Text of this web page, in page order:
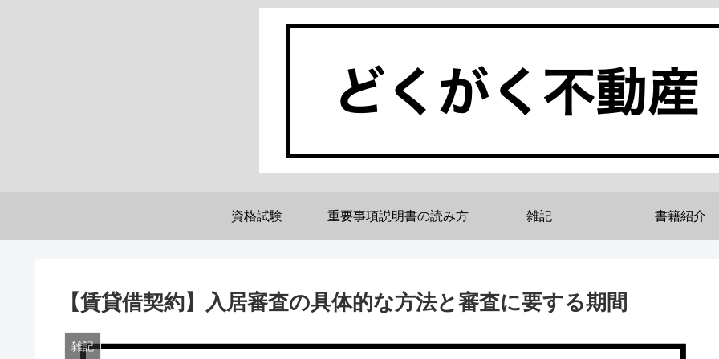
資格試験 重要事項説明書の読み方 雑記 書籍紹介
【賃貸借契約】入居審査の具体的な方法と審査に要する期間
雑記